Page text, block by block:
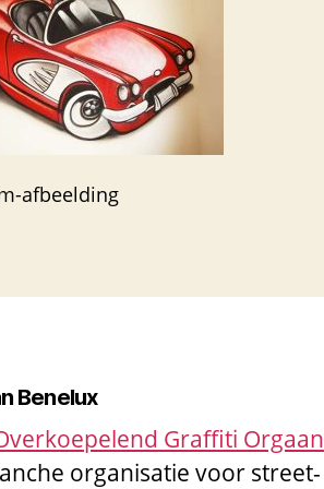
afbeelding
Benelux
Graffiti Orgaan
organisatie voor street-